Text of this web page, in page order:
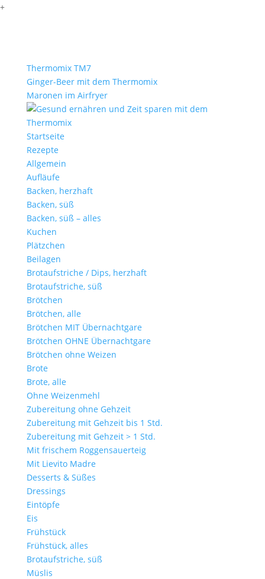
+
Thermomix TM7
Ginger-Beer mit dem Thermomix
Maronen im Airfryer
Startseite
Rezepte
Allgemein
Aufläufe
Backen, herzhaft
Backen, süß
Backen, süß – alles
Kuchen
Plätzchen
Beilagen
Brotaufstriche / Dips, herzhaft
Brotaufstriche, süß
Brötchen
Brötchen, alle
Brötchen MIT Übernachtgare
Brötchen OHNE Übernachtgare
Brötchen ohne Weizen
Brote
Brote, alle
Ohne Weizenmehl
Zubereitung ohne Gehzeit
Zubereitung mit Gehzeit bis 1 Std.
Zubereitung mit Gehzeit > 1 Std.
Mit frischem Roggensauerteig
Mit Lievito Madre
Desserts & Süßes
Dressings
Eintöpfe
Eis
Frühstück
Frühstück, alles
Brotaufstriche, süß
Müslis